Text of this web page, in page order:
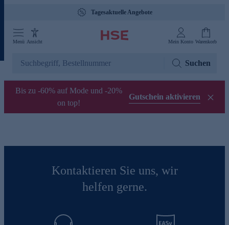
Tagesaktuelle Angebote
Menü Ansicht Mein Konto Warenkorb
Suchen
Bis zu -60% auf Mode und -20%
on top!
Gutschein aktivieren
Kontaktieren Sie uns, wir
helfen gerne.